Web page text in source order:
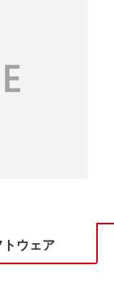
トウェア